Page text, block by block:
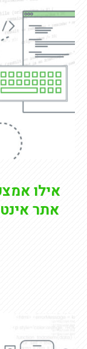
אילו
אתר